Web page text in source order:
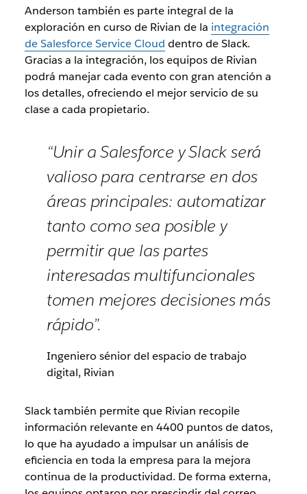
Anderson también es parte integral de la
exploración en curso de Rivian de la integración
de Salesforce Service Cloud dentro de Slack.
Gracias a la integración, los equipos de Rivian
podrá manejar cada evento con gran atención a
los detalles, ofreciendo el mejor servicio de su
clase a cada propietario.
“Unir a Salesforce y Slack será
valioso para centrarse en dos
áreas principales: automatizar
tanto como sea posible y
permitir que las partes
interesadas multifuncionales
tomen mejores decisiones más
rápido”.
Ingeniero sénior del espacio de trabajo
digital, Rivian
Slack también permite que Rivian recopile
información relevante en 4400 puntos de datos,
lo que ha ayudado a impulsar un análisis de
eficiencia en toda la empresa para la mejora
continua de la productividad. De forma externa,